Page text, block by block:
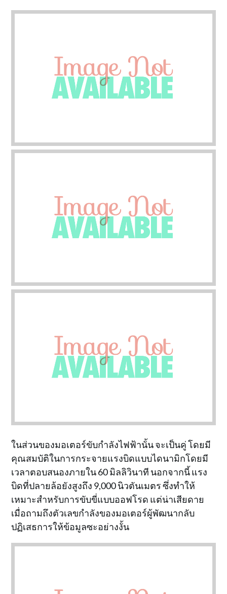
ในส่วนของมอเตอร์ขับกำลังไฟฟ้านั้น จะเป็นคู่ โดยมี
คุณสมบัติในการกระจายแรงบิดแบบไดนามิกโดยมี
เวลาตอบสนองภายใน 60 มิลลิวินาที นอกจากนี้ แรง
บิดที่ปลายล้อยังสูงถึง 9,000 นิวตันเมตร ซึ่งทำให้
เหมาะสำหรับการขับขี่แบบออฟโรด แต่น่าเสียดาย
เมื่อถามถึงตัวเลขกำลังของมอเตอร์ผู้พัฒนากลับ
ปฏิเสธการให้ข้อมูลซะอย่างงั้น